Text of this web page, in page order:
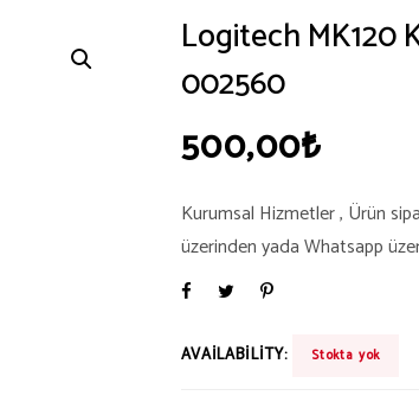
Logitech MK120
002560
500,00₺
Kurumsal Hizmetler , Ürün
üzerinden yada Whatsapp
AVAILABILITY: Stokta yok